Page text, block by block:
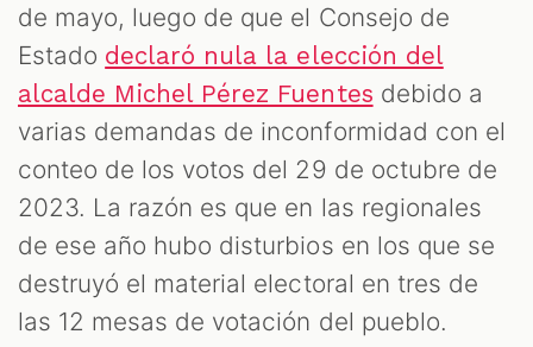
de mayo, luego de que el Consejo de
Estado declaró nula la elección del
alcalde Michel Pérez Fuentes debido a
varias demandas de inconformidad con el
conteo de los votos del 29 de octubre de
2023. La razón es que en las regionales
de ese año hubo disturbios en los que se
destruyó el material electoral en tres de
las 12 mesas de votación del pueblo.